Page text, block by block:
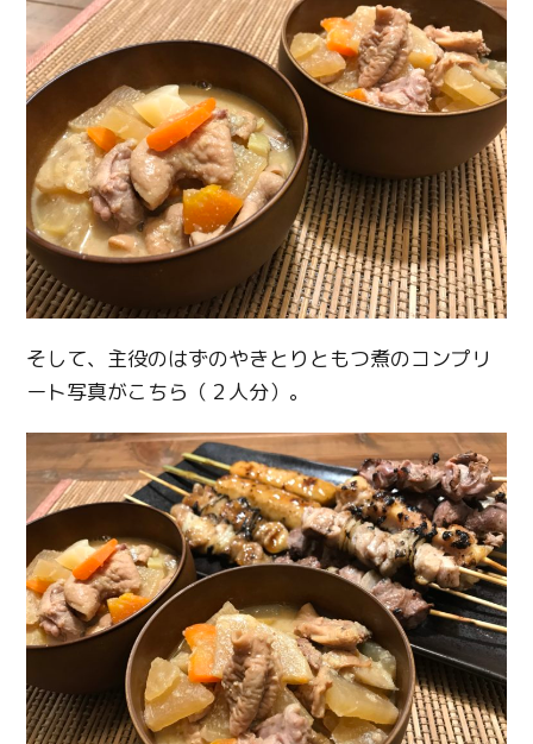
そして、主役のはずのやきとりともつ煮のコンプリ
ート写真がこちら（２人分）。